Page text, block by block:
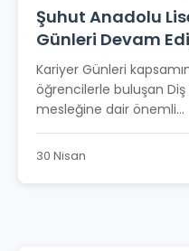
Şuhut Anadolu
Günleri Devam
Kariyer Günleri
öğrencilerle buluşan
mesleğine dair önemli...
30 Nisan